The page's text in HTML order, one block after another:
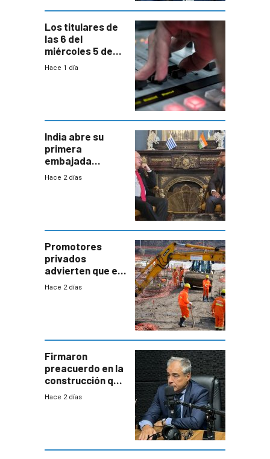
Los titulares de
las 6 del
miércoles 5 de
agosto de 2026
Hace 1 día
India abre su
primera
embajada
residente en
enorme
potencial
Hace 2 días
Promotores
privados
advierten que el
nuevo convenio
a revisar
proyectos
Hace 2 días
Firmaron
preacuerdo en la
construcción que
comprende
Hace 2 días